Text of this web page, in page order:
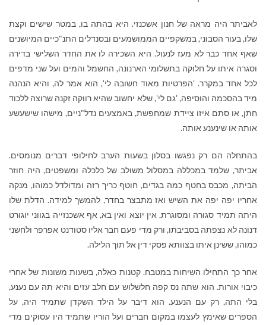
לאביתר היה מראה של חנון אשכנזי. היא בהתה בו, במטר שישים וקצת
שלו, בעור הסבוני, במשקפיים הממושמעים ובסנדלים התנ"כיים המיושנים
שאף אחד כבר לא מעז לנעול. היא השכירה לו את החדר השלישי בדירה
וסגרה איתו על חלוקה בתשלומי הארנונה, החשמל והמים ועל שני מדפים
לכל אחד במקרר. 'הפרטיות מאוד חשובה לי', הוא אמר לה, והיא הנהנה
מיד בהסכמה והוסיפה, 'גם לי', שלא יחשוב שהיא רווקה זקנה שרוצה ללכוד
חתן, או סתם איזו ציידת שמחפשת, באמצעים נדל"ניים, מישהו שישעשע
אותה או שינענע אותה.
בהתחלה הם רק נפגשו בסלון בשעות הערב לחילופי דברים מנומסים.
אביתר, שלמד במכללה במסלול משולב של כלכלה ומשפטים, היה חוזר
הביתה, מכבס בחטף כמה בגדים, חוטף כריך רזה ומדולדל כמוהו, מנקה
אחריו יפה יפה את השיש ואז מתבצר בחדר, להמשך למידה. הדלת שלו
היתה תמיד סגורה ומסוגרת, אין יוצא ואין בא, אף אשכנזייה בגווני יוגורט
דנונה לא נצפתה בסביבתו, ורק מדי פעם חבר אליו סטודנט אפרפר ולחשני
כמוהו, ששינן איתו בצוותא פסקי דין אל תוך הלילה.
אחר כך התחילו השיחות במטבח. קטנות כאלה, בשעות משונות של אחרי
כיבוי אורות. הוא שתה נס קפה חלשלוש עם חלב עזים והיא תה עם נענע,
בלי התה, רק עם הנענע. הוא דיבר על הילד השקדן שתמיד היה, על
הספרים שאימץ לעצמו במקום חברים ועל הוריו שתמיד היו עסוקים מדי